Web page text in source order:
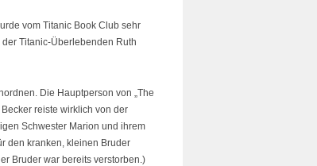
vom Titanic Book Club sehr
Titanic-Überlebenden Ruth
Die Hauptperson von „The
reiste wirklich von der
Schwester Marion und ihrem
den kranken, kleinen Bruder
Bruder war bereits verstorben.)